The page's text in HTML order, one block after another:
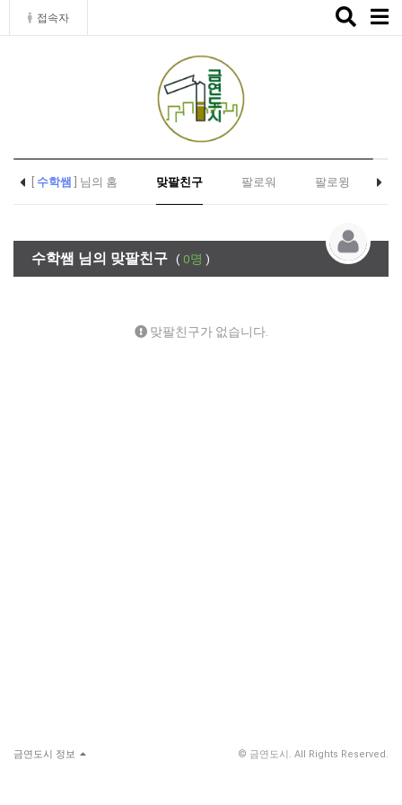
접속자
Toggle
수학쌤 ] 님의 홈 맞팔친구 팔로워 팔로윙
수학쌤 님의 맞팔친구 ( 0명 )
맞팔친구가 없습니다.
금연도시 정보 © 금연도시. All Rights Reserved.